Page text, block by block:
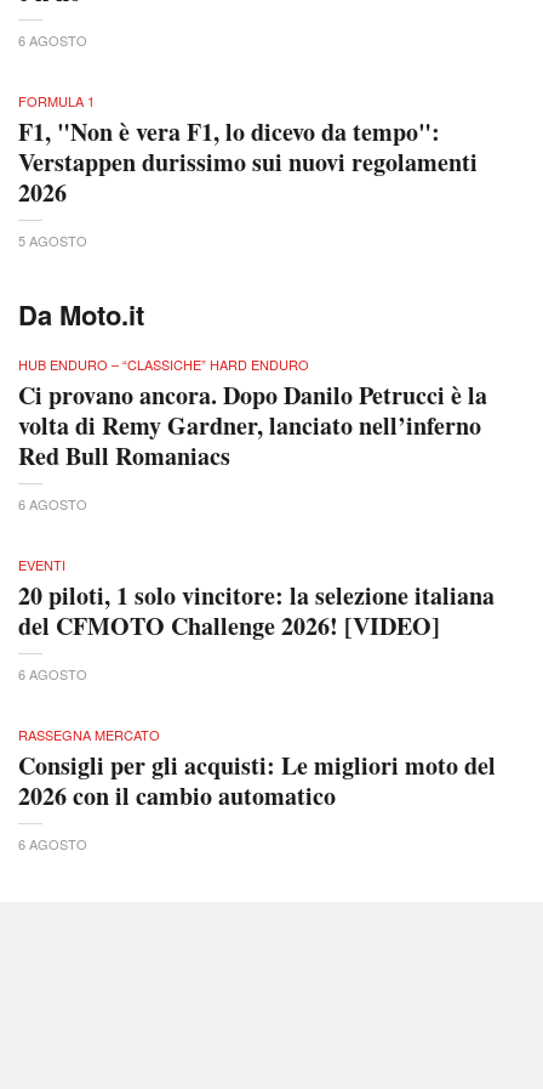
6 AGOSTO
FORMULA 1
F1, "Non è vera F1, lo dicevo da tempo":
Verstappen durissimo sui nuovi regolamenti
2026
5 AGOSTO
Da Moto.it
HUB ENDURO – “CLASSICHE” HARD ENDURO
Ci provano ancora. Dopo Danilo Petrucci è la
volta di Remy Gardner, lanciato nell’inferno
Red Bull Romaniacs
6 AGOSTO
EVENTI
20 piloti, 1 solo vincitore: la selezione italiana
del CFMOTO Challenge 2026! [VIDEO]
6 AGOSTO
RASSEGNA MERCATO
Consigli per gli acquisti: Le migliori moto del
2026 con il cambio automatico
6 AGOSTO